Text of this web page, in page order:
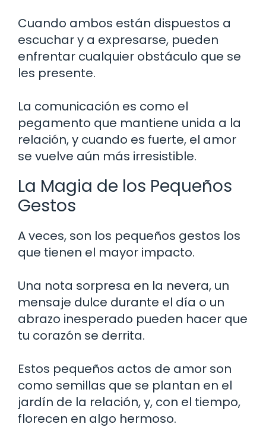
Cuando ambos están dispuestos a
escuchar y a expresarse, pueden
enfrentar cualquier obstáculo que se
les presente.
La comunicación es como el
pegamento que mantiene unida a la
relación, y cuando es fuerte, el amor
se vuelve aún más irresistible.
La Magia de los Pequeños
Gestos
A veces, son los pequeños gestos los
que tienen el mayor impacto.
Una nota sorpresa en la nevera, un
mensaje dulce durante el día o un
abrazo inesperado pueden hacer que
tu corazón se derrita.
Estos pequeños actos de amor son
como semillas que se plantan en el
jardín de la relación, y, con el tiempo,
florecen en algo hermoso.